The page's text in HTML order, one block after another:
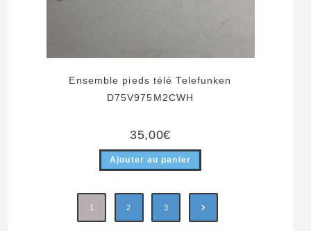
Ensemble pieds télé Telefunken
D75V975M2CWH
35,00€
Ajouter au panier
1 2 3